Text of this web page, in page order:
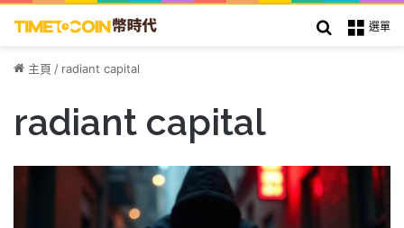
選單
搜索
主頁 / radiant capital
radiant capital